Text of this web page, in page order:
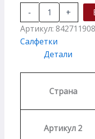
- +
Артикул:
Салфетки
Детали
Страна
Артикул 2